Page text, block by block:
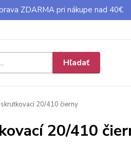
ZDARMA pri nákupe nad 40€
Hľadať
20/410 čierny
20/410